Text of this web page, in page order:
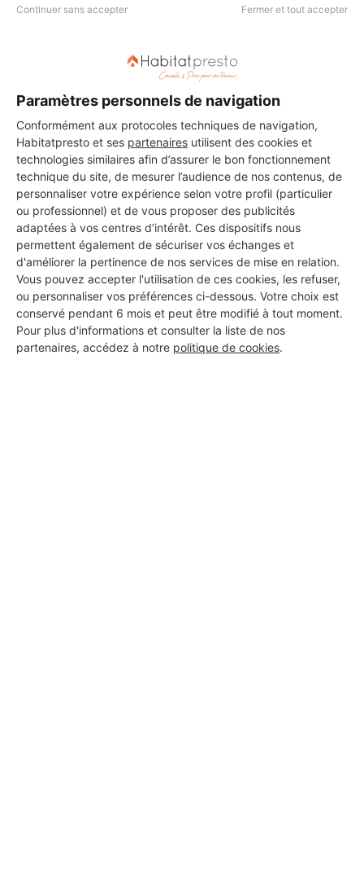
Continuer sans accepter Fermer et tout accepter
Paramètres personnels de navigation
Conformément aux protocoles techniques de navigation,
Habitatpresto et ses partenaires utilisent des cookies et
technologies similaires afin d’assurer le bon fonctionnement
technique du site, de mesurer l’audience de nos contenus, de
personnaliser votre expérience selon votre profil (particulier
ou professionnel) et de vous proposer des publicités
adaptées à vos centres d’intérêt. Ces dispositifs nous
permettent également de sécuriser vos échanges et
d'améliorer la pertinence de nos services de mise en relation.
Vous pouvez accepter l'utilisation de ces cookies, les refuser,
ou personnaliser vos préférences ci-dessous. Votre choix est
conservé pendant 6 mois et peut être modifié à tout moment.
Pour plus d'informations et consulter la liste de nos
partenaires, accédez à notre politique de cookies.
soudeur - Vincent tuyauterie
Voir sa fiche
Brun multiservices
Saint-Maurice-l'Exil
4 ans d'expérience
Voir sa fiche